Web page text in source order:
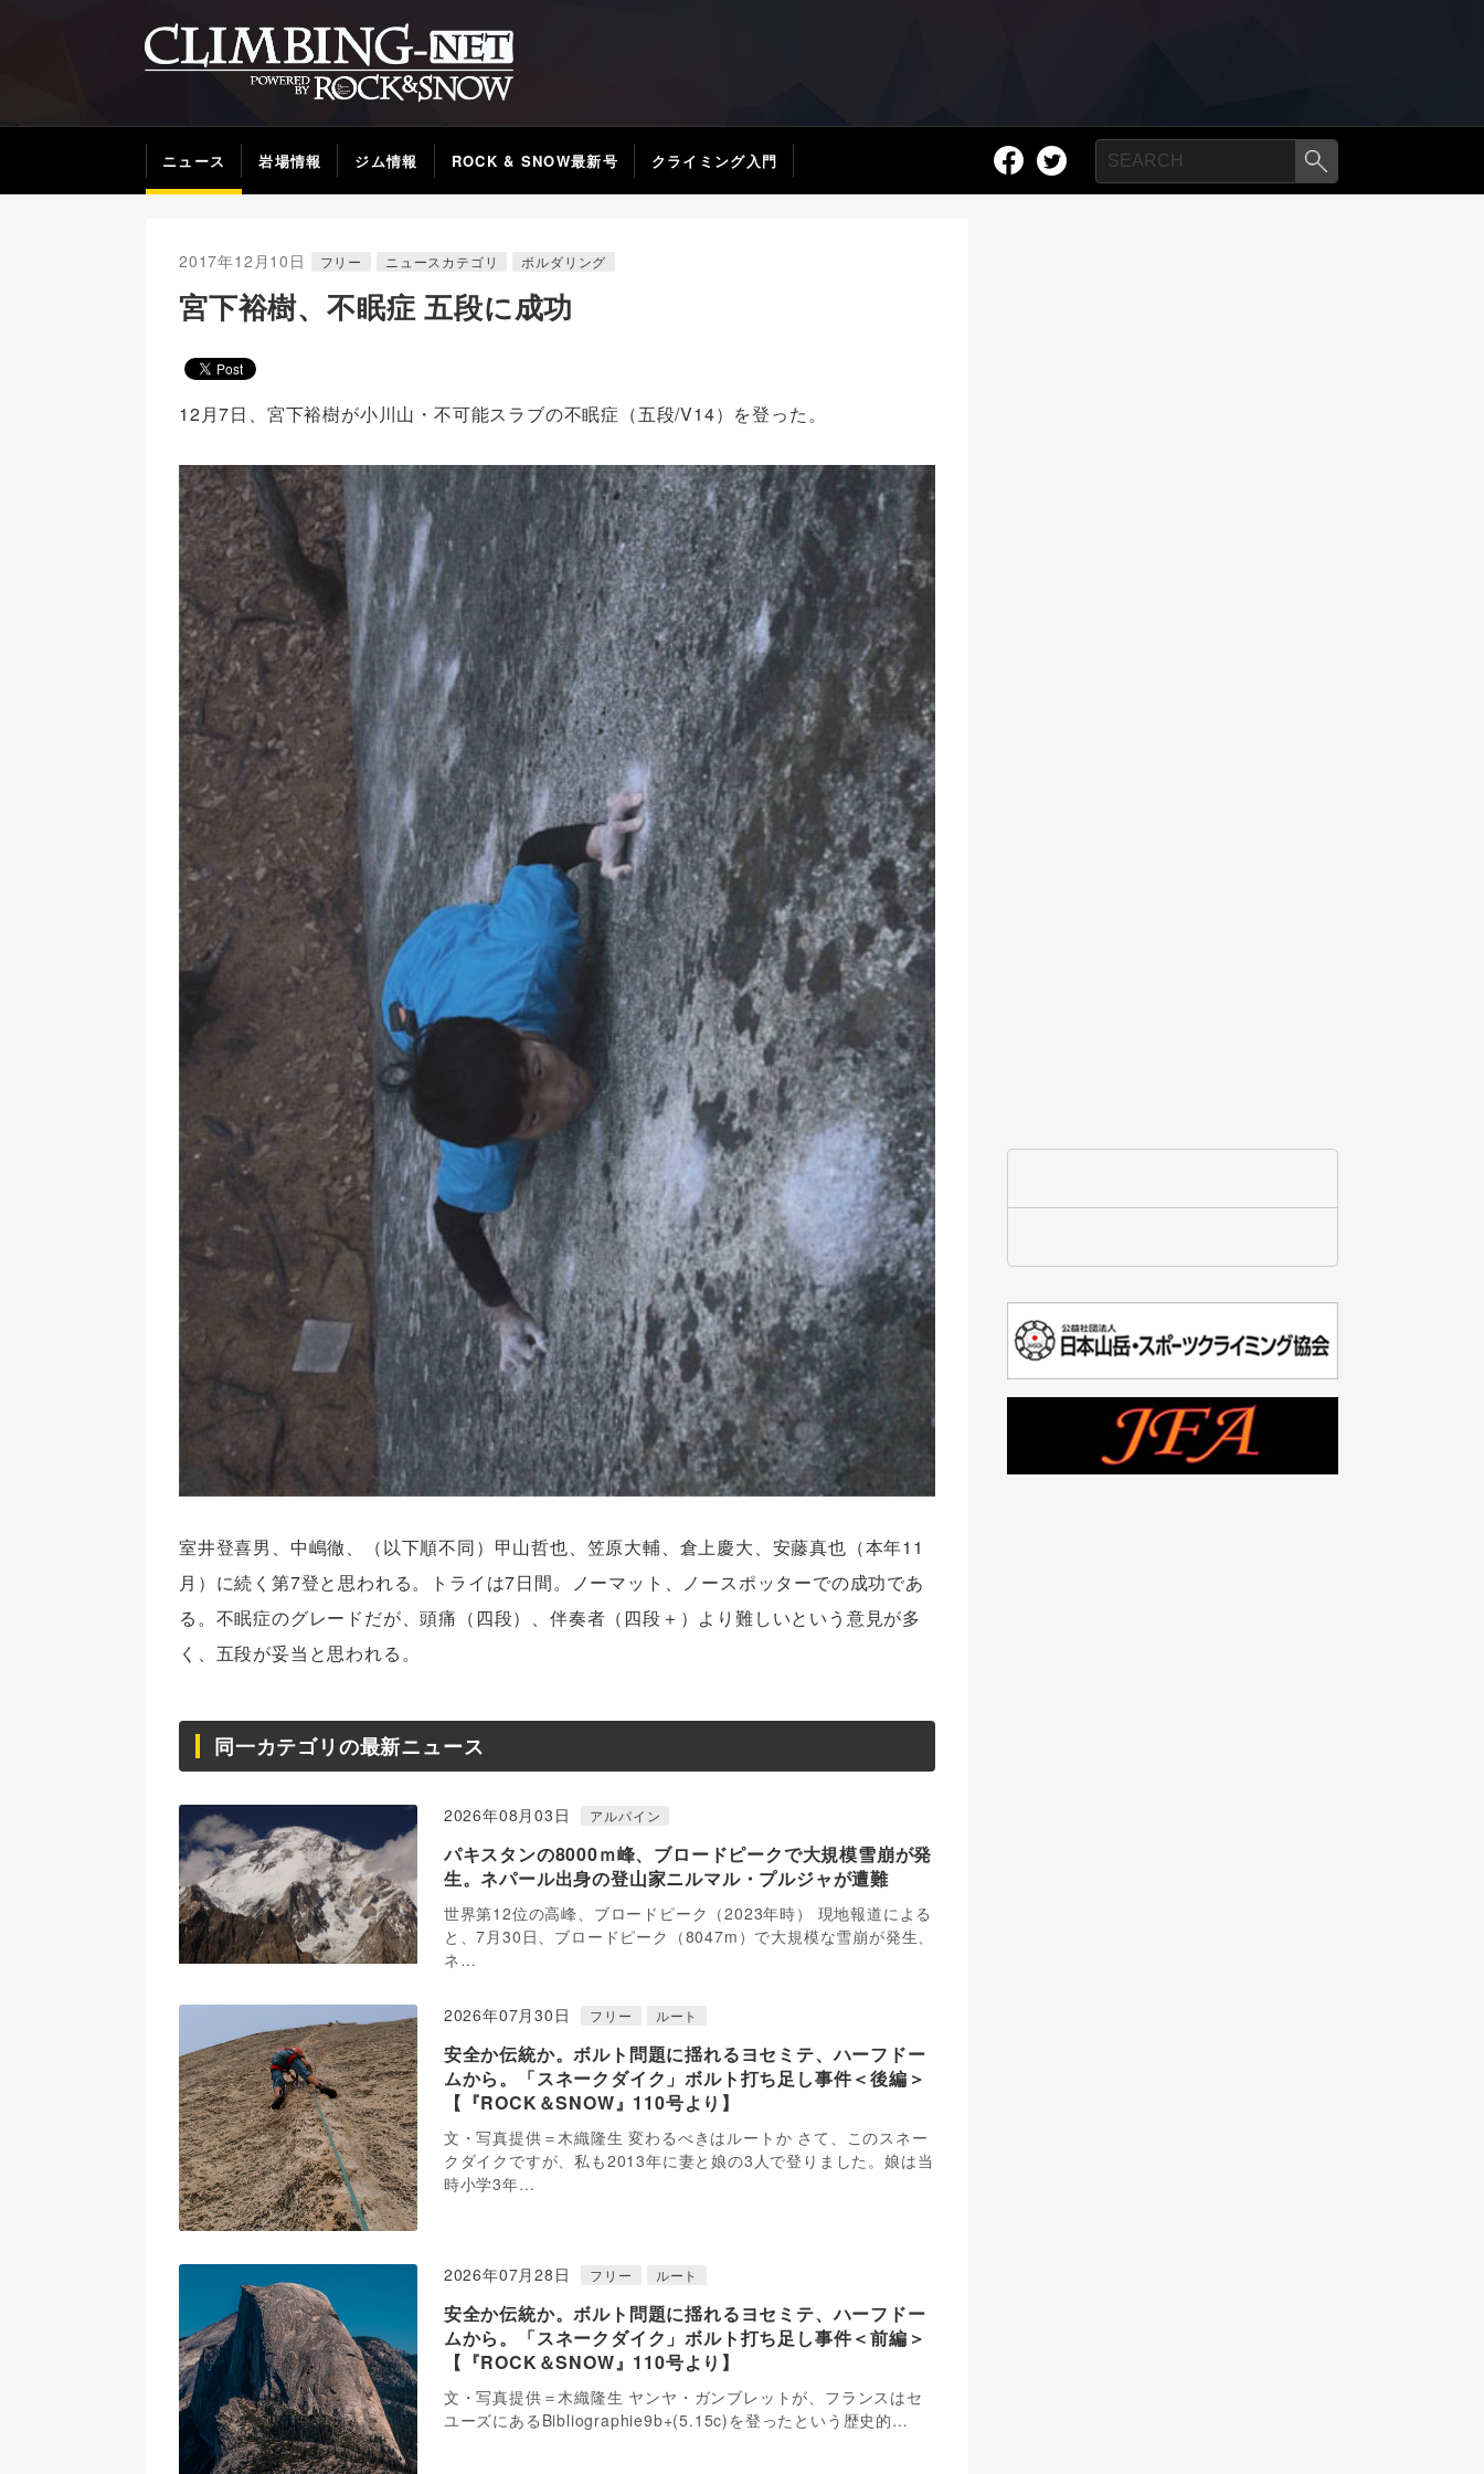
ニュース 岩場情報 ジム情報 ROCK & SNOW最新号 クライミング入門
2017年12月10日 フリー ニュースカテゴリ ボルダリング
宮下裕樹、不眠症 五段に成功
12月7日、宮下裕樹が小川山・不可能スラブの不眠症（五段/V14）を登った。
室井登喜男、中嶋徹、（以下順不同） 甲山哲也、笠原大輔、倉上慶大、安藤真也（本年11
月） に続く第7登と思われる。トライは7日間。ノーマット、
ノースポッターでの成功であ
る。不眠症のグレードだが、頭痛（ 四段）、伴奏者（四段＋）より難しいという意見が多
く、 五段が妥当と思われる。
同一カテゴリの最新ニュース
2026年08月03日 アルパイン
パキスタンの8000ｍ峰、ブロードピークで大規模雪崩が発
生。ネパール出身の登山家ニルマル・プルジャが遭難
世界第12位の高峰、ブロードピーク（2023年時） 現地報道による
と、7月30日、ブロードピーク（8047m）で大規模な雪崩が発生、
ネ…
2026年07月30日 フリー ルート
安全か伝統か。ボルト問題に揺れるヨセミテ、ハーフドー
ムから。「スネークダイク」ボルト打ち足し事件＜後編＞
【『ROCK＆SNOW』110号より】
文・写真提供＝木織隆生 変わるべきはルートか さて、このスネー
クダイクですが、私も2013年に妻と娘の3人で登りました。娘は当
時小学3年…
2026年07月28日 フリー ルート
安全か伝統か。ボルト問題に揺れるヨセミテ、ハーフドー
ムから。「スネークダイク」ボルト打ち足し事件＜前編＞
【『ROCK＆SNOW』110号より】
文・写真提供＝木織隆生 ヤンヤ・ガンブレットが、フランスはセ
ユーズにあるBibliographie9b+(5.15c)を登ったという歴史的…